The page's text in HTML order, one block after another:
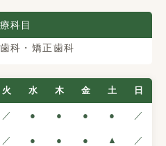
科目
科・矯正歯科
火 水 木 金 土 日
／ ● ● ● ● ／
／ ● ● ● ▲ ／